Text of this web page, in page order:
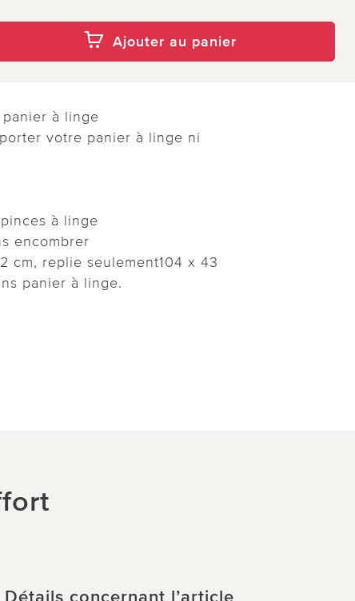
Ajouter au panier
à linge
votre panier à linge ni
à linge
encombrer
cm, replie seulement104 x 43
panier à linge.